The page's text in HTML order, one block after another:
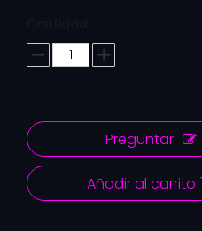
Preguntar
Añadir al carrito